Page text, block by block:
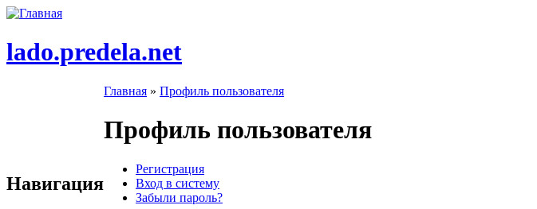
lado.predela.net
Навигация
Главная » Профиль пользователя
Профиль пользователя
Регистрация
Вход в систему
Забыли пароль?